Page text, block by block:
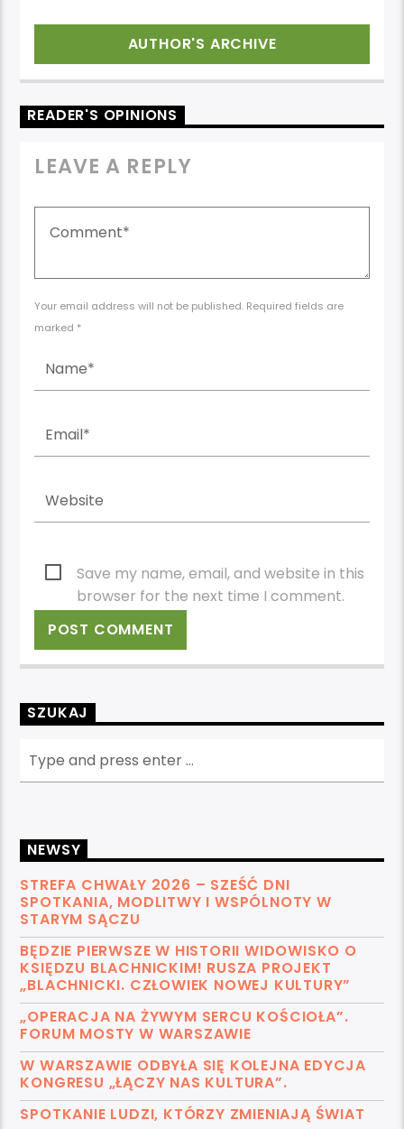
AUTHOR'S ARCHIVE
READER'S OPINIONS
LEAVE A REPLY
Your email address will not be published. Required fields are
marked *
Save my name, email, and website in this
browser for the next time I comment.
SZUKAJ
NEWSY
STREFA CHWAŁY 2026 – SZEŚĆ DNI
SPOTKANIA, MODLITWY I WSPÓLNOTY W
STARYM SĄCZU
BĘDZIE PIERWSZE W HISTORII WIDOWISKO O
KSIĘDZU BLACHNICKIM! RUSZA PROJEKT
„BLACHNICKI. CZŁOWIEK NOWEJ KULTURY”
„OPERACJA NA ŻYWYM SERCU KOŚCIOŁA”.
FORUM MOSTY W WARSZAWIE
W WARSZAWIE ODBYŁA SIĘ KOLEJNA EDYCJA
KONGRESU „ŁĄCZY NAS KULTURA”.
SPOTKANIE LUDZI, KTÓRZY ZMIENIAJĄ ŚWIAT